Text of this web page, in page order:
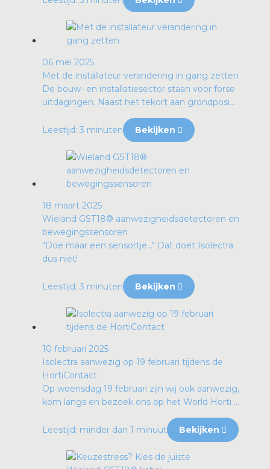
06 mei 2025
Met de installateur verandering in gang zetten
De bouw- en installatiesector staan voor forse
uitdagingen. Naast het tekort aan grondposi...
Leestijd: 3 minuten Bekijken
18 maart 2025
Wieland GST18® aanwezigheidsdetectoren en
bewegingssensoren
"Doe maar een sensortje…" Dat doet Isolectra
dus niet!
Leestijd: 3 minuten Bekijken
10 februari 2025
Isolectra aanwezig op 19 februari tijdens de
HortiContact
Op woensdag 19 februari zijn wij ook aanwezig,
kom langs en bezoek ons op het World Horti ...
Leestijd: minder dan 1 minuut Bekijken